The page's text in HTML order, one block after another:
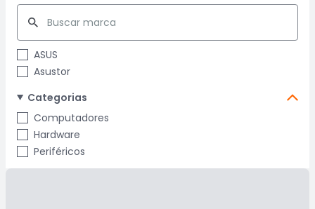
ASUS
Asustor
Categorias
Computadores
Hardware
Periféricos